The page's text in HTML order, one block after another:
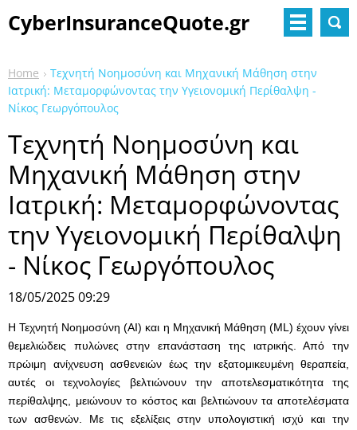
CyberInsuranceQuote.gr
Home
Τεχνητή Νοημοσύνη και Μηχανική Μάθηση στην
Ιατρική: Μεταμορφώνοντας την Υγειονομική Περίθαλψη -
Νίκος Γεωργόπουλος
Τεχνητή Νοημοσύνη και
Μηχανική Μάθηση στην
Ιατρική: Μεταμορφώνοντας
την Υγειονομική Περίθαλψη
- Νίκος Γεωργόπουλος
18/05/2025 09:29
Η Τεχνητή Νοημοσύνη (AI) και η Μηχανική Μάθηση (ML) έχουν γίνει
θεμελιώδεις πυλώνες στην επανάσταση της ιατρικής. Από την
πρώιμη ανίχνευση ασθενειών έως την εξατομικευμένη θεραπεία,
αυτές οι τεχνολογίες βελτιώνουν την αποτελεσματικότητα της
περίθαλψης, μειώνουν το κόστος και βελτιώνουν τα αποτελέσματα
των ασθενών. Με τις εξελίξεις στην υπολογιστική ισχύ και την